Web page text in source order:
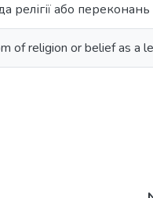
релігії або
of religion or belief as a